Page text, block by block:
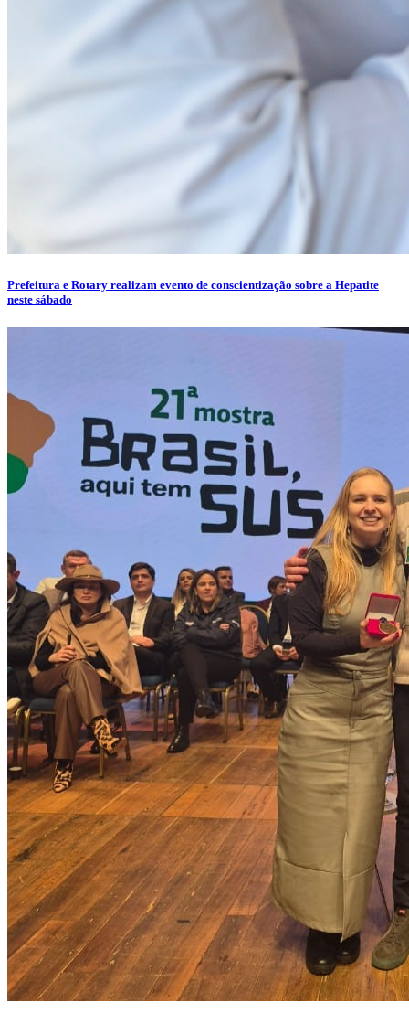
Prefeitura e Rotary realizam evento de conscientização sobre a Hepatite
neste sábado